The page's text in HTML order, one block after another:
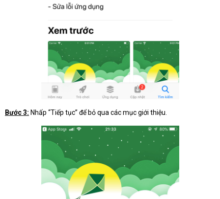
Bước 3: Nhấp “Tiếp tục” để bỏ qua các mục giới thiệu.